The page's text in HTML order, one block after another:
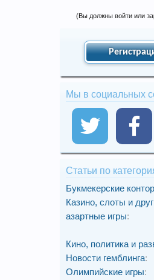
(Вы должны войти или
Мы в социальных
Статьи по
Букмекерские
Казино, слоты и
азартные игры:
Кино, политика и
Новости гемблинга:
Олимпийские игры: